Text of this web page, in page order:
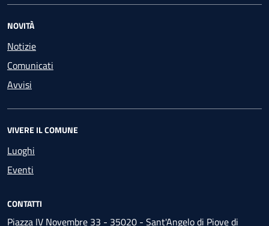
NOVITÀ
Notizie
Comunicati
Avvisi
VIVERE IL COMUNE
Luoghi
Eventi
CONTATTI
Piazza IV Novembre 33 - 35020 - Sant'Angelo di Piove di